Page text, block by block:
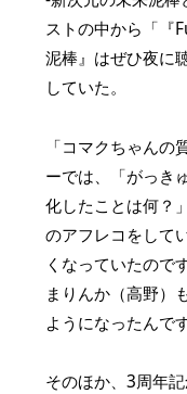
ストの中から「『
泥棒』はぜひ夜に
していた。
「コマクちゃん
ーでは、「がっき
化したことは何？
のアフレコをして
くなっていたので
まりんか（高野）
ようになったんで
そのほか、3周年